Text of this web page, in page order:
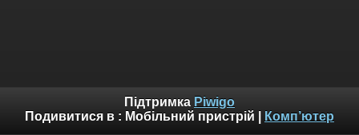
Підтримка Piwigo
Подивитися в : Мобільний пристрій Комп’ютер